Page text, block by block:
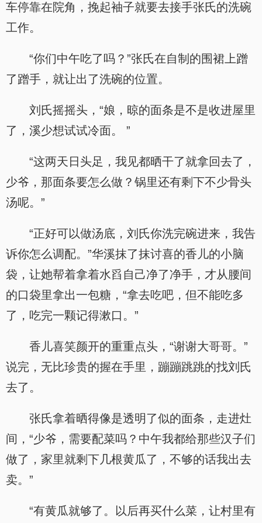
车停靠在院角，挽起袖子就要去接手张氏的洗碗
工作。
“你们中午吃了吗？”张氏在自制的围裙上蹭
了蹭手，就让出了洗碗的位置。
刘氏摇摇头，“娘，晾的面条是不是收进屋里
了，溪少想试试冷面。 ”
“这两天日头足，我见都晒干了就拿回去了，
少爷，那面条要怎么做？锅里还有剩下不少骨头
汤呢。”
“正好可以做汤底，刘氏你洗完碗进来，我告
诉你怎么调配。”华溪抹了抹讨喜的香儿的小脑
袋，让她帮着拿着水舀自己净了净手，才从腰间
的口袋里拿出一包糖，“拿去吃吧，但不能吃多
了，吃完一颗记得漱口。”
香儿喜笑颜开的重重点头，“谢谢大哥哥。”
说完，无比珍贵的握在手里，蹦蹦跳跳的找刘氏
去了。
张氏拿着晒得像是透明了似的面条，走进灶
间，“少爷，需要配菜吗？中午我都给那些汉子们
做了，家里就剩下几根黄瓜了，不够的话我出去
卖。”
“有黄瓜就够了。以后再买什么菜，让村里有